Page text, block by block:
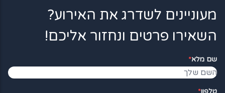
מעוניינים לשדרג את האירוע?
השאירו פרטים ונחזור אליכם!
שם מלא*
טלפון*